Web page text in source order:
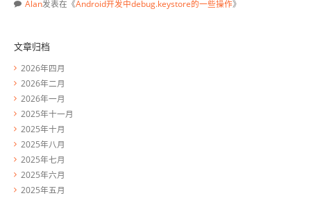
Alan发表在《Android开发中debug.keystore的一些操作》
文章归档
2026年四月
2026年二月
2026年一月
2025年十一月
2025年十月
2025年八月
2025年七月
2025年六月
2025年五月